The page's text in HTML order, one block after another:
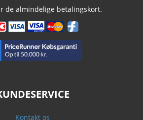
de almindelige betalingskort.
Kontakt os